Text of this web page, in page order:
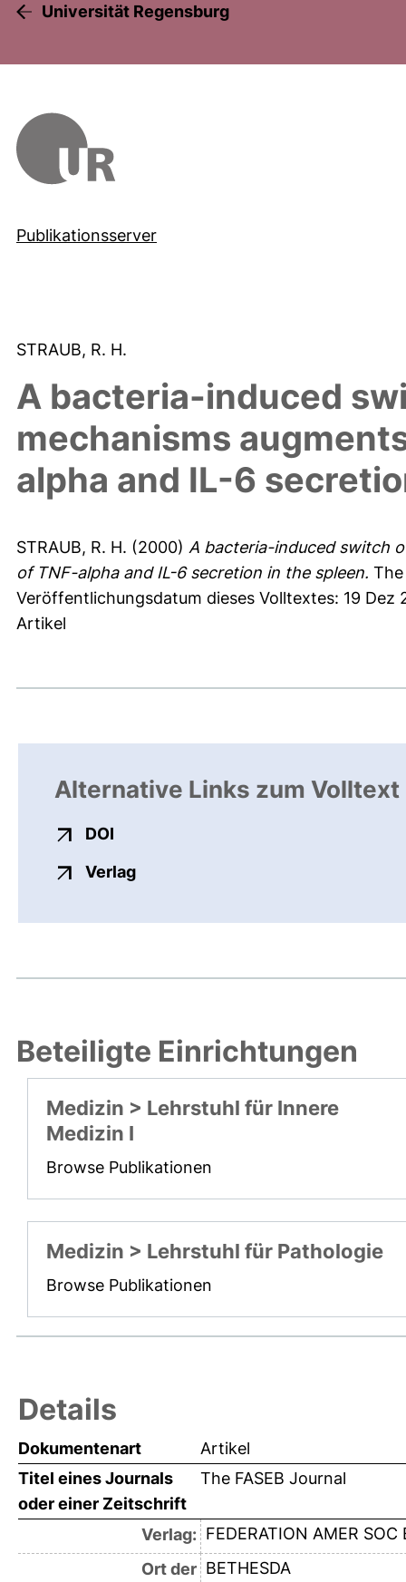
Universität Regensburg
Publikationsserver
STRAUB, R. H.
A bacteria-induced
mechanisms
alpha and IL-6
STRAUB, R. H. (2000) A bacteria-induced switch
of TNF-alpha and IL-6 secretion in the spleen. The
Veröffentlichungsdatum dieses Volltextes: 19 Dez
Artikel
Alternative Links zum Volltext
DOI
Verlagexterner Link, öffnet neues
Beteiligte Einrichtungen
Medizin > Lehrstuhl für Innere
Medizin I
Browse Publikationen
Medizin > Lehrstuhl für Pathologie
Browse Publikationen
Details
Dokumentenart
Artikel
Titel eines Journals
oder einer Zeitschrift
The FASEB Journal
Verlag: FEDERATION AMER SOC
Ort der BETHESDA